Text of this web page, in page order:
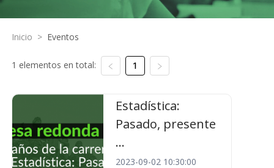
Inicio > Eventos
1 elementos en total: 1
Estadística:
Pasado, presente
...
2023-09-02 10:30:00